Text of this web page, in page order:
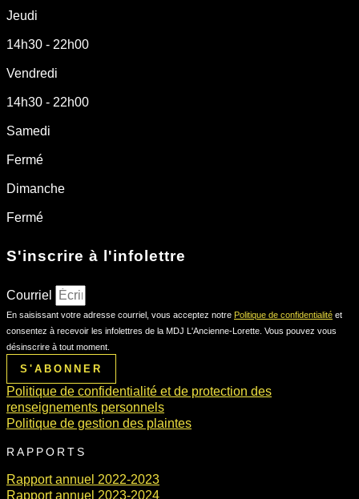
Jeudi
14h30 - 22h00
Vendredi
14h30 - 22h00
Samedi
Fermé
Dimanche
Fermé
S'inscrire à l'infolettre
Courriel
En saisissant votre adresse courriel, vous acceptez notre Politique de confidentialité et
consentez à recevoir les infolettres de la MDJ L'Ancienne-Lorette. Vous pouvez vous
désinscrire à tout moment.
S'ABONNER
Politique de confidentialité et de protection des
renseignements personnels
Politique de gestion des plaintes
RAPPORTS
Rapport annuel 2022-2023
Rapport annuel 2023-2024